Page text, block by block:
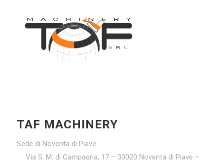
TAF MACHINERY
Sede di Noventa di Piave
Via S. M. di Campagna, 17 – 30020 Noventa di Piave –